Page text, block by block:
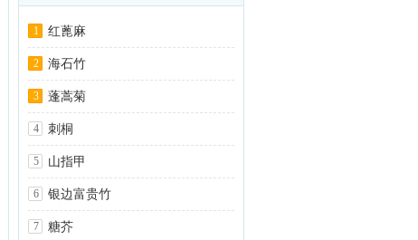
1 红蓖麻
2 海石竹
3 蓬蒿菊
4 刺桐
5 山指甲
6 银边富贵竹
7 糖芥